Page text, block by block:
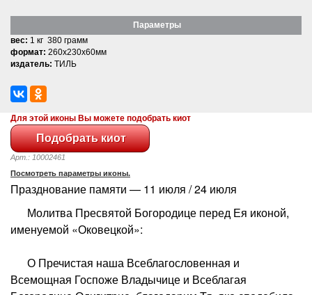
Параметры
вес: 1 кг 380 грамм
формат: 260x230x60мм
издатель: ТИЛЬ
Для этой иконы Вы можете подобрать киот
Арт.: 10002461
Посмотреть параметры иконы.
Празднование памяти — 11 июля / 24 июля
Молитва Пресвятой Богородице перед Ея иконой,
именуемой «Оковецкой»:
О Пречистая наша Всеблагословенная и
Всемощная Госпоже Владычице и Всеблагая